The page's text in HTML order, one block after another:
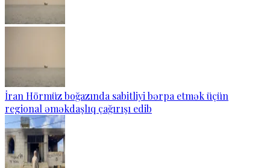
İran Hörmüz boğazında sabitliyi bərpa etmək üçün
regional əməkdaşlıq çağırışı edib